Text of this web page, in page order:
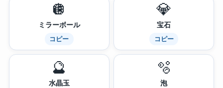
🪩
ミラーボール
コピー
💎
宝石
コピー
🔮
水晶玉
🫧
泡